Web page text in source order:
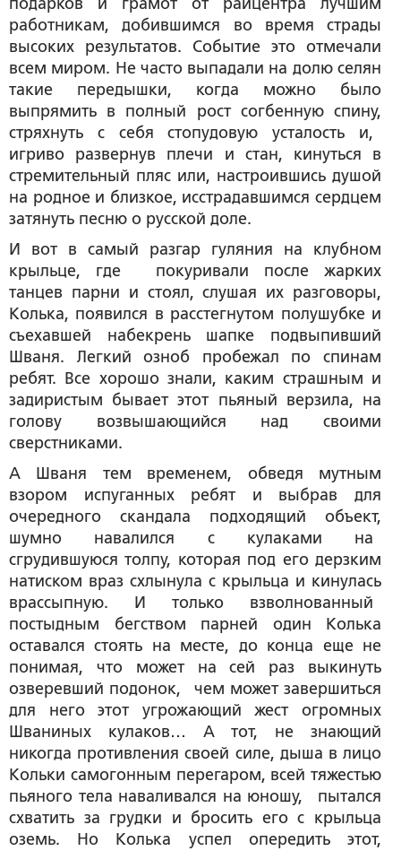
подарков и грамот от райцентра лучшим
работникам, добившимся во время страды
высоких результатов. Событие это отмечали
всем миром. Не часто выпадали на долю селян
такие передышки, когда можно было
выпрямить в полный рост согбенную спину,
стряхнуть с себя стопудовую усталость и,
игриво развернув плечи и стан, кинуться в
стремительный пляс или, настроившись душой
на родное и близкое, исстрадавшимся сердцем
затянуть песню о русской доле.
И вот в самый разгар гуляния на клубном
крыльце, где покуривали после жарких
танцев парни и стоял, слушая их разговоры,
Колька, появился в расстегнутом полушубке и
съехавшей набекрень шапке подвыпивший
Шваня. Легкий озноб пробежал по спинам
ребят. Все хорошо знали, каким страшным и
задиристым бывает этот пьяный верзила, на
голову возвышающийся над своими
сверстниками.
А Шваня тем временем, обведя мутным
взором испуганных ребят и выбрав для
очередного скандала подходящий объект,
шумно навалился с кулаками на
сгрудившуюся толпу, которая под его дерзким
натиском враз схлынула с крыльца и кинулась
врассыпную. И только взволнованный
постыдным бегством парней один Колька
оставался стоять на месте, до конца еще не
понимая, что может на сей раз выкинуть
озверевший подонок, чем может завершиться
для него этот угрожающий жест огромных
Шваниных кулаков… А тот, не знающий
никогда противления своей силе, дыша в лицо
Кольки самогонным перегаром, всей тяжестью
пьяного тела наваливался на юношу, пытался
схватить за грудки и бросить его с крыльца
оземь. Но Колька успел опередить этот,